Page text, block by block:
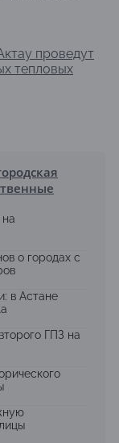
проведут
тепловых
о городах с
в Астане
ГПЗ на